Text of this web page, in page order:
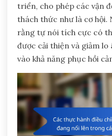
triển, cho phép các vận
thách thức như là cơ hội.
rằng tự nói tích cực có
được cải thiện và giảm lo
vào khả năng phục hồi